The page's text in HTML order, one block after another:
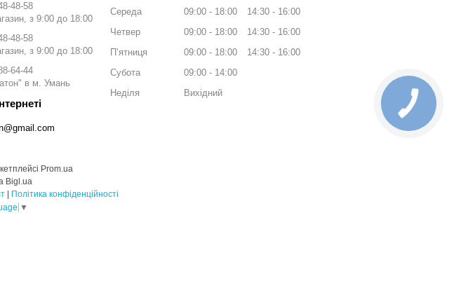
48-58
з 9:00 до 18:00
48-58
з 9:00 до 18:00
64-44
в м. Умань
Середа
09:00 18:00 14:30
16:00
Четвер
09:00 18:00 14:30
16:00
Пʼятниця
09:00 18:00 14:30
16:00
Субота
09:00
14:00
Неділя
Вихідний
Prom.ua
Bigl.ua
| Політика конфіденційності
▼